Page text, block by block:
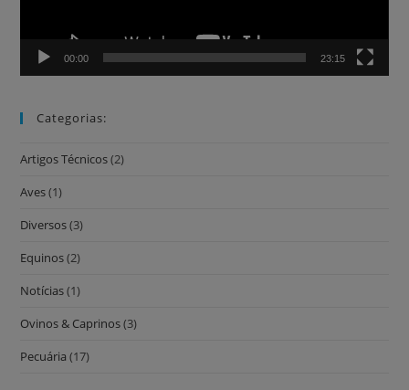
00:00 23:15
Categorias:
Artigos Técnicos(2)
Aves(1)
Diversos(3)
Equinos(2)
Notícias(1)
Ovinos & Caprinos(3)
Pecuária (17)